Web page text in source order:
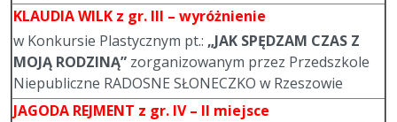
KLAUDIA WILK z gr. III – wyróżnienie
w Konkursie Plastycznym pt.: „JAK SPĘDZAM CZAS Z
MOJĄ RODZINĄ” zorganizowanym przez Przedszkole
Niepubliczne RADOSNE SŁONECZKO w Rzeszowie
JAGODA REJMENT z gr. IV – II miejsce